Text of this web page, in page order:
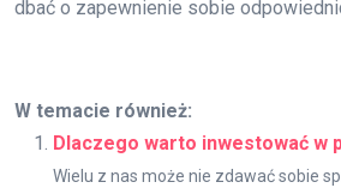
dbać o zapewnienie sobie
W temacie również:
Dlaczego warto inwestować w
Wielu z nas może nie zdawać sobie